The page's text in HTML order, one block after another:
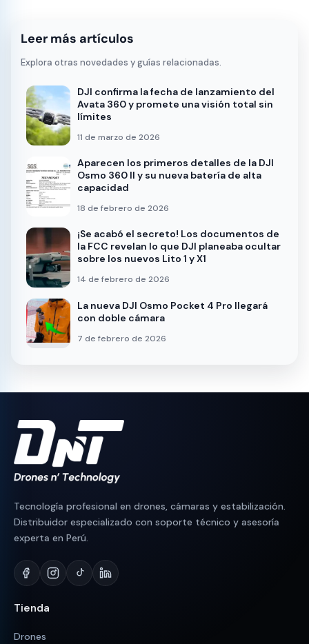
Leer más artículos
Explora otras novedades y guías relacionadas.
DJI confirma la fecha de lanzamiento del
Avata 360 y promete una visión total sin
límites
11 de marzo de 2026
Aparecen los primeros detalles de la DJI
Osmo 360 II y su nueva batería de alta
capacidad
18 de febrero de 2026
¡Se acabó el secreto! Los documentos de
la FCC revelan lo que DJI planeaba ocultar
sobre los nuevos Lito 1 y X1
14 de febrero de 2026
La nueva DJI Osmo Pocket 4 Pro llegará
con doble cámara
7 de febrero de 2026
Tecnología profesional en drones, cámaras y estabilización.
Distribuidor especializado con soporte técnico y asesoría
experta en Perú.
Tienda
Drones